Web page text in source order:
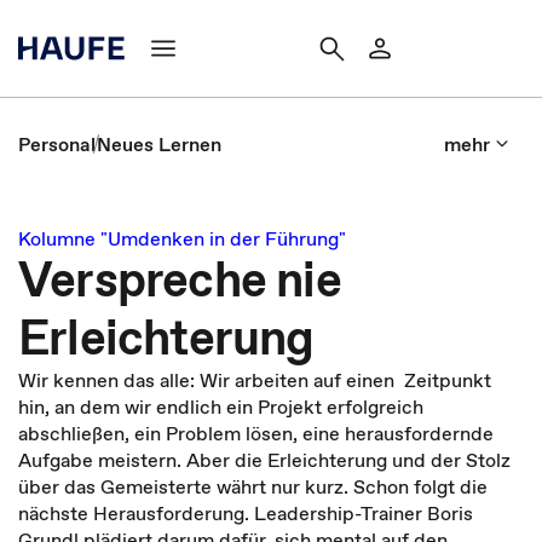
PersonalNeues Lernen mehr
Kolumne "Umdenken in der Führung"
Verspreche nie
Erleichterung
Wir kennen das alle: Wir arbeiten auf einen Zeitpunkt
hin, an dem wir endlich ein Projekt erfolgreich
abschließen, ein Problem lösen, eine herausfordernde
Aufgabe meistern. Aber die Erleichterung und der Stolz
über das Gemeisterte währt nur kurz. Schon folgt die
nächste Herausforderung. Leadership-Trainer Boris